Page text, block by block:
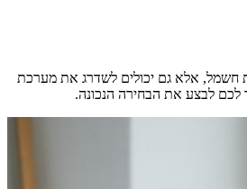
חשמל, אלא גם יכולים לשדרג את מערכת
לכם לבצע את הבחירה הנכונה.